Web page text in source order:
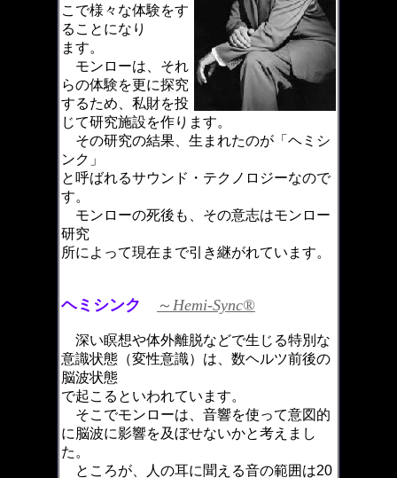
こで様々な体験をす
ることになり
ます。
モンローは、それ
らの体験を更に探究
するため、私財を投
じて研究施設を作ります。
その研究の結果、生まれたのが「ヘミシ
ンク」
と呼ばれるサウンド・テクノロジーなので
す。
モンローの死後も、その意志はモンロー
研究
所によって現在まで引き継がれています。
ヘミシンク ～ Hemi-Sync®
深い瞑想や体外離脱などで生じる特別な
意識状態（変性意識）は、数ヘルツ前後の
脳波状態
で起こるといわれています。
そこでモンローは、音響を使って意図的
に脳波に影響を及ぼせないかと考えまし
た。
ところが、人の耳に聞える音の範囲は20